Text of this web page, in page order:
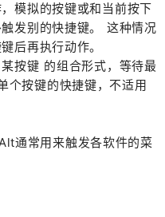
模拟的按键或和当前按下
发别的快捷键。 这种情况
后再执行动作。
按键 的组合形式，等待最
按键的快捷键，不适用
通常用来触发各软件的菜